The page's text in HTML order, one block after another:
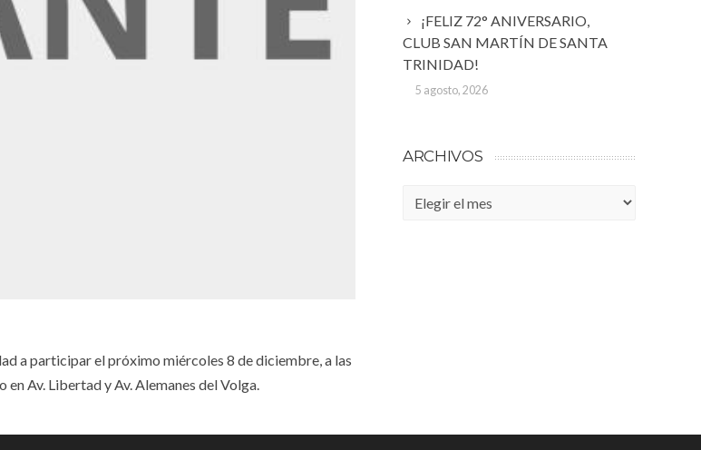
a participar el próximo miércoles 8 de diciembre, a las
Av. Libertad y Av. Alemanes del Volga.
¡FELIZ 72° ANIVERSARIO,
CLUB SAN MARTÍN DE SANTA
TRINIDAD!
5 agosto, 2026
ARCHIVOS
Archivos